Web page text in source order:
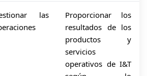
las
Proporcionar los
resultados de los
productos y
servicios
operativos de I&T